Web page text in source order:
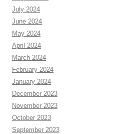
July 2024
June 2024
May 2024
April 2024
March 2024
February 2024
January 2024
December 2023
November 2023
October 2023
September 2023